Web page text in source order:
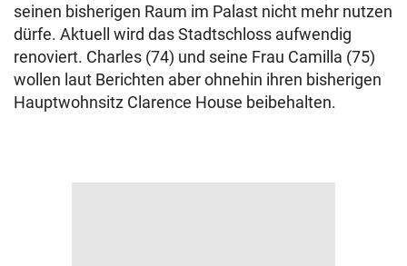
seinen bisherigen Raum im Palast nicht mehr nutzen
dürfe. Aktuell wird das Stadtschloss aufwendig
renoviert. Charles (74) und seine Frau Camilla (75)
wollen laut Berichten aber ohnehin ihren bisherigen
Hauptwohnsitz Clarence House beibehalten.